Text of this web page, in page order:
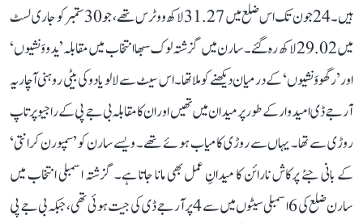
ہیں۔ 24 جون تک اس ضلع میں 31.27 لاکھ ووٹرس تھے، جو 30 ستمبر کو جاری لسٹ
میں 29.02 لاکھ رہ گئے۔ سارن میں گزشتہ لوک سبھا انتخاب میں مقابلہ ’یدووَنشیوں‘
اور ’رگھووَنشیوں‘ کے درمیان دیکھنے کو ملا تھا۔ اس سیٹ سے لالو یادو کی بیٹی روہنی آچاریہ
آر جے ڈی امیدوار کے طور پر میدان میں تھیں اور ان کا مقابلہ بی جے پی کے راجیو پرتاپ
روڑی سے تھا۔ یہاں سے روڑی کامیاب ہوئے تھے۔ ویسے سارن کو ’سمپورن کرانتی‘
کے بانی جئے پرکاش نارائن کا میدانِ عمل بھی مانا جاتا ہے۔ گزشتہ اسمبلی انتخاب میں
سارن ضلع کی 6 اسمبلی سیٹوں میں سے 4 پر آر جے ڈی کی جیت ہوئی تھی، جبکہ بی جے پی